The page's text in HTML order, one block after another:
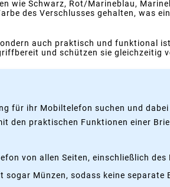
wie Schwarz, Rot/Marineblau,
des Verschlusses gehalten, was
auch praktisch und funktional
und schützen sie gleichzeitig
für ihr Mobiltelefon suchen und
den praktischen Funktionen einer
von allen Seiten, einschließlich
Münzen, sodass keine